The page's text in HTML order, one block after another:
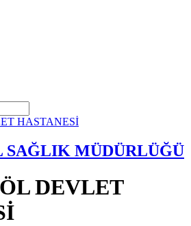
SAĞLIK MÜDÜRLÜĞÜ
DEVLET